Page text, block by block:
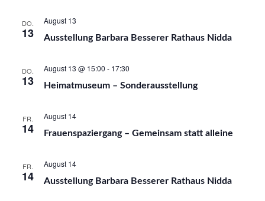
DO.
13 Ausstellung Barbara Besserer Rathaus Nidda
August 13
DO.
13 Heimatmuseum – Sonderausstellung
August 13 @ 15:00 - 17:30
FR.
14 Frauenspaziergang – Gemeinsam statt alleine
August 14
FR.
14 Ausstellung Barbara Besserer Rathaus Nidda
August 14